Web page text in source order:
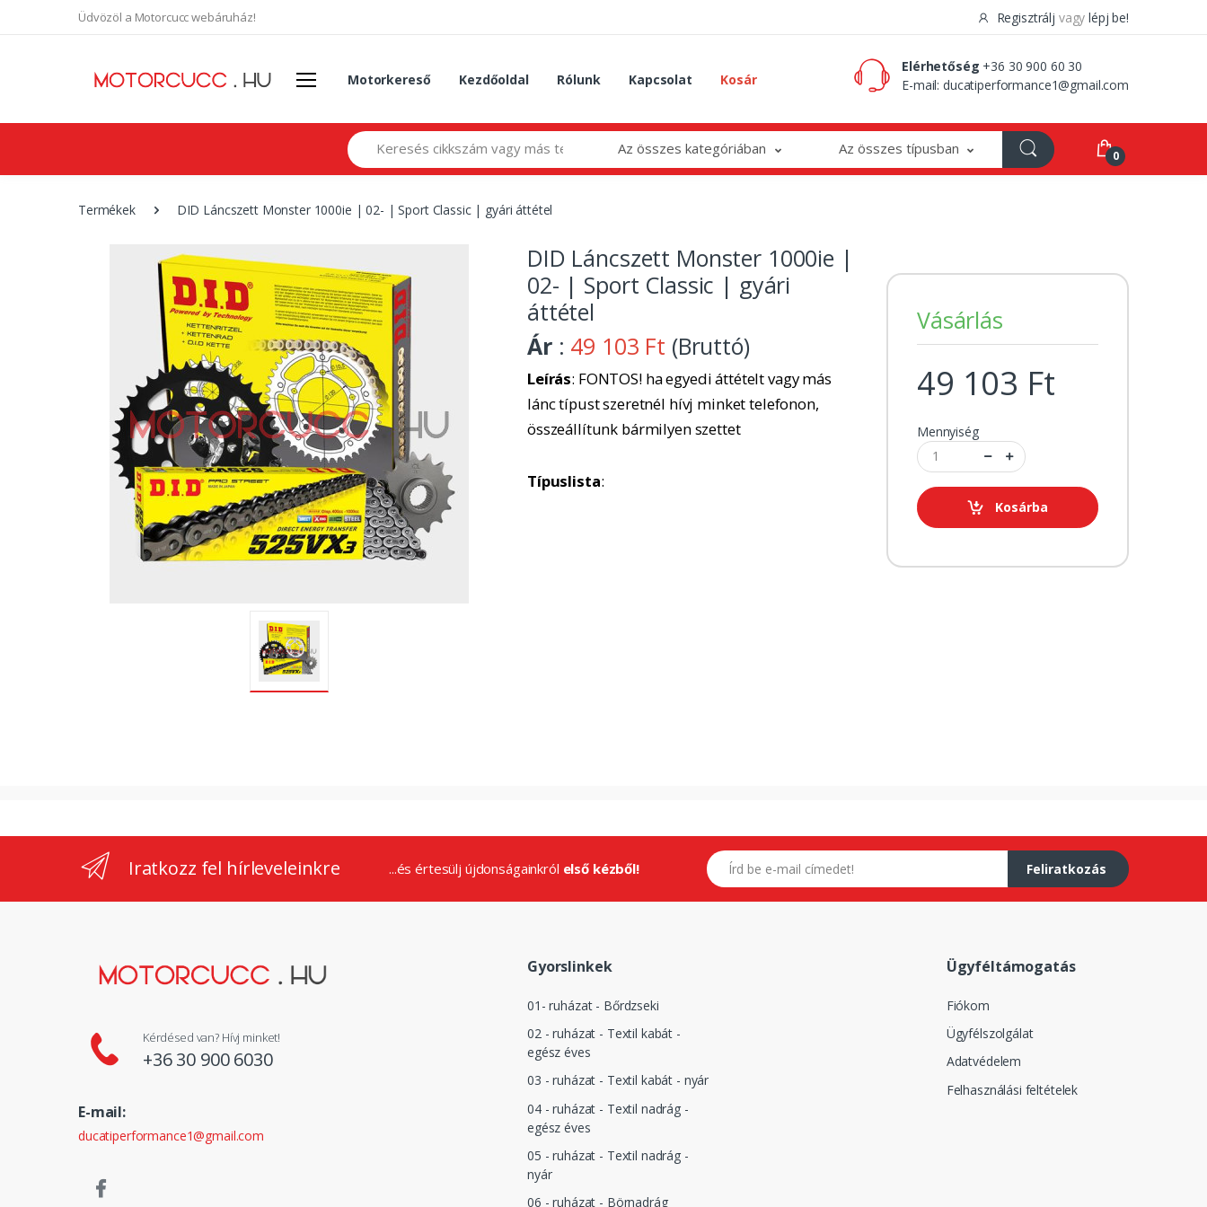
Üdvözöl a Motorcucc webáruház! Regisztrálj vagy lépj be!
Motorkereső Kezdőoldal Rólunk Kapcsolat Kosár
Elérhetőség +36 30 900 60 30
E-mail:ducatiperformance1@gmail.com
Search Az összes kategóriában Az összes típusban 0
Termékek DID Láncszett Monster 1000ie | 02- | Sport Classic | gyári áttétel
DID Láncszett Monster 1000ie |
02- | Sport Classic | gyári
áttétel
Ár : 49 103 Ft (Bruttó)
Leírás: FONTOS! ha egyedi áttételt vagy más
lánc típust szeretnél hívj minket telefonon,
összeállítunk bármilyen szettet
Típuslista:
Vásárlás
49 103 Ft
Mennyiség
Kosárba
Iratkozz fel hírleveleinkre ...és értesülj újdonságainkról első kézből!
E-mail címed
Feliratkozás
Kérdésed van? Hívj minket!
+36 30 900 6030
E-mail:
ducatiperformance1@gmail.com
Gyorslinkek
01- ruházat - Bőrdzseki
02 - ruházat - Textil kabát -
egész éves
03 - ruházat - Textil kabát - nyár
04 - ruházat - Textil nadrág -
egész éves
05 - ruházat - Textil nadrág -
nyár
06 - ruházat - Börnadrág
Ügyféltámogatás
Fiókom
Ügyfélszolgálat
Adatvédelem
Felhasználási feltételek